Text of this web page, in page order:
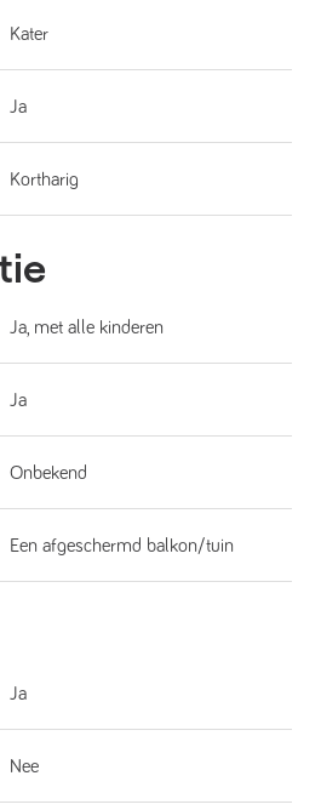
Kater
Ja
Kortharig
Ja, met alle kinderen
Ja
Onbekend
Een afgeschermd balkon/tuin
Ja
Nee